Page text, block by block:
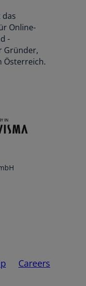
das
Online-
-
Gründer,
Österreich.
Careers